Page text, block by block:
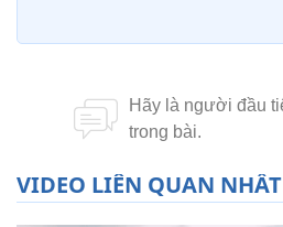
VIDEO LIÊN QUAN NHẤT